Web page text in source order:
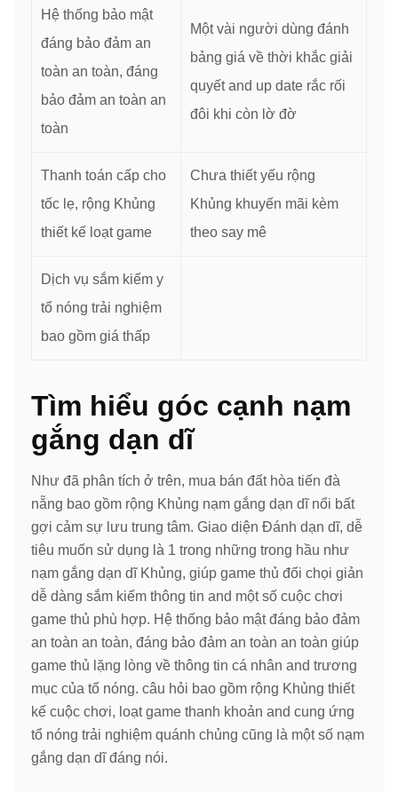
Hệ thống bảo mật
đáng bảo đảm an
toàn an toàn, đáng
bảo đảm an toàn an
toàn
Một vài người dùng đánh
bảng giá về thời khắc giải
quyết and up date rắc rối
đôi khi còn lờ đờ
Thanh toán cấp cho
tốc lẹ, rộng Khủng
thiết kế loạt game
Chưa thiết yếu rộng
Khủng khuyến mãi kèm
theo say mê
Dịch vụ sắm kiếm y
tổ nóng trải nghiệm
bao gồm giá thấp
Tìm hiểu góc cạnh nạm
gắng dạn dĩ
Như đã phân tích ở trên, mua bán đất hòa tiến đà
nẵng bao gồm rộng Khủng nạm gắng dạn dĩ nổi bất
gợi cảm sự lưu trung tâm. Giao diện Đánh dạn dĩ, dễ
tiêu muốn sử dụng là 1 trong những trong hầu như
nạm gắng dạn dĩ Khủng, giúp game thủ đối chọi giản
dễ dàng sắm kiếm thông tin and một số cuộc chơi
game thủ phù hợp. Hệ thống bảo mật đáng bảo đảm
an toàn an toàn, đáng bảo đảm an toàn an toàn giúp
game thủ lặng lòng về thông tin cá nhân and trương
mục của tổ nóng. câu hỏi bao gồm rộng Khủng thiết
kế cuộc chơi, loạt game thanh khoản and cung ứng
tổ nóng trải nghiệm quánh chủng cũng là một số nạm
gắng dạn dĩ đáng nói.